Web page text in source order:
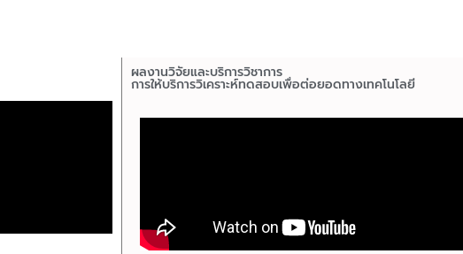
ผลงานวิจัยและบริการวิชาการ
การให้บริการวิเคราะห์ทดสอบเพื่อต่อยอดทางเทคโนโลยี